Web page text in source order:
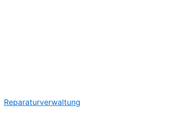
Reparaturverwaltung